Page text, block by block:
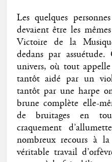
Les quelques
devaient être les
Victoire de la
dedans par
univers, où tout
tantôt aidé par un
tantôt par une harpe
brune complète elle-
de bruitages en
craquement
nombreux recours à
véritable travail